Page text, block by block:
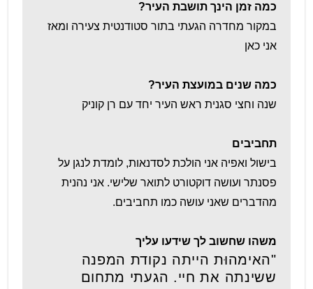
כמה זמן הינך תושבת העיר?
במקור מחדרה הגעתי בתור סטודנטית צעירה ומאז
אני כאן
כמה שנים במועצת העיר?
שנה וחצי סגנית ראש העיר יחד עם רן קוניק
תחביבים
בישול ואפיה אני הולכת לסדנאות, לומדת לנגן על
פסנתר ועושה דוקטורט לתואר שלישי. אני נהנית
מהדברים שאני עושה כמו תחביבים.
משהו שחשוב לך שידעו עליך
"האימהוּת הייתה נקודת המפנה
ששינתה את חיי. הגעתי מתחום